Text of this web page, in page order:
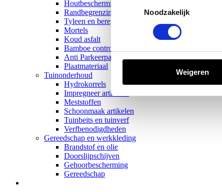
Noodzakelijk
Weigeren
Houtbescherming
Randbegrenzingen
Tyleen en beregening
Mortels
Koud asfalt
Bamboe control
Anti Parkeerpalen
Plaatmateriaal
Tuinonderhoud
Hydrokorrels
Impregneer artikelen
Meststoffen
Schoonmaak artikelen
Tuinbeits en tuinverf
Verfbenodigdheden
Gereedschap en werkkleding
Brandstof en olie
Doorslijpschijven
Gehoorbescherming
Gereedschap